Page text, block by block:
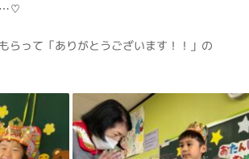
…♡
らって「ありがとうございます！！」の